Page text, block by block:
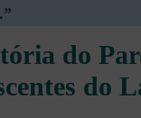
do
do